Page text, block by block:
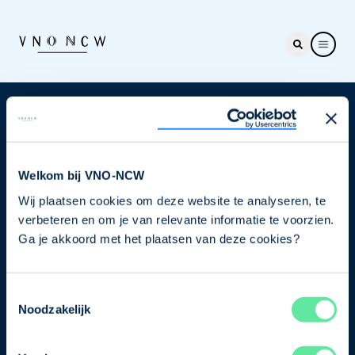
Welkom bij VNO-NCW
Wij plaatsen cookies om deze website te analyseren, te
verbeteren en om je van relevante informatie te voorzien.
Ga je akkoord met het plaatsen van deze cookies?
Noodzakelijk
Nieuwsbrief
je nu in voor de VNO-NCW nieuwsbrief.
Schrijf je in
Direct naar
Ons verhaal